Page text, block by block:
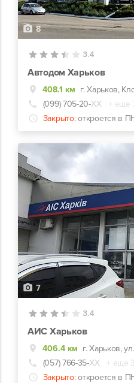
8
3.4
Автодом Харьков
408.1 км г. Харьков,
(099) 705-20-ХХ
+ еще
Закрыто: откроется в
7
3.4
АИС Харьков
406.4 км г. Харьков,
(057) 766-35-ХХ
+ еще 3
Закрыто: откроется в